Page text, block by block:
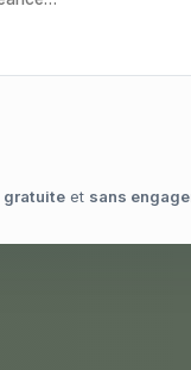
gratuite et sans